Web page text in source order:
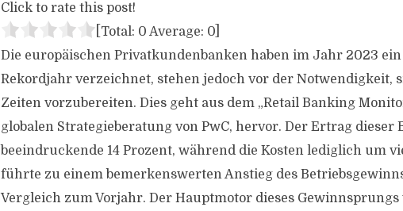
Click to rate this post!
[Total: 0 Average: 0
Die europäischen Privatkundenbanken haben im Jahr 2023
Rekordjahr verzeichnet, stehen jedoch vor der Notwendigkeit,
Zeiten vorzubereiten. Dies geht aus dem „Retail Banking
globalen Strategieberatung von PwC, hervor. Der Ertrag dieser
beeindruckende 14 Prozent, während die Kosten lediglich um
führte zu einem bemerkenswerten Anstieg des
Vergleich zum Vorjahr. Der Hauptmotor dieses Gewinnsprungs